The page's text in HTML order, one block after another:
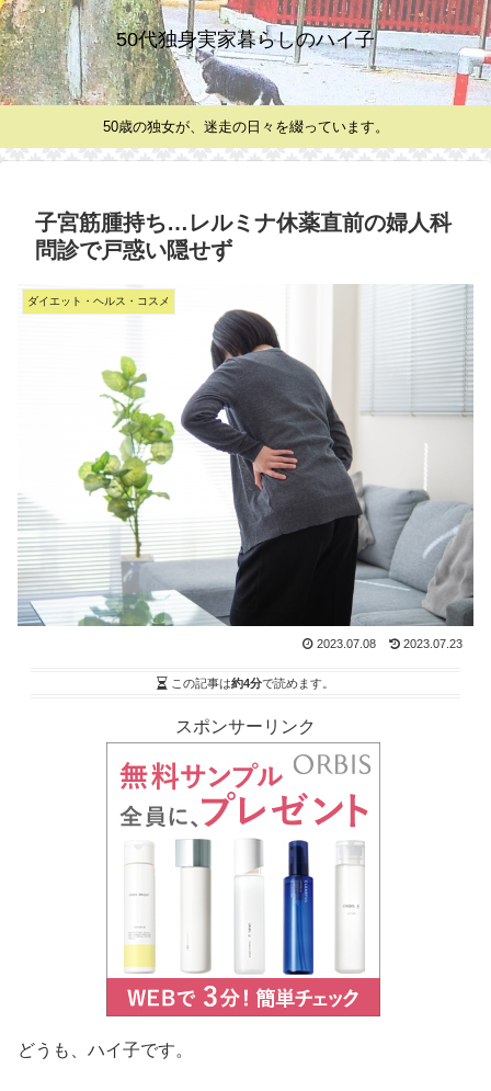
50代独身実家暮らしのハイ子
50歳の独女が、迷走の日々を綴っています。
子宮筋腫持ち…レルミナ休薬直前の婦人科
問診で戸惑い隠せず
ダイエット・ヘルス・コスメ
2023.07.08 2023.07.23
この記事は約4分で読めます。
スポンサーリンク
どうも、ハイ子です。